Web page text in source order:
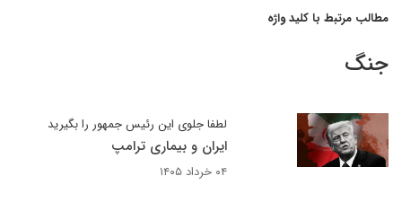
مطالب مرتبط با کلید واژه
جنگ
لطفا جلوی این رئیس جمهور را بگیرید
ایران و بیماری ترامپ
۰۴ خرداد ۱۴۰۵